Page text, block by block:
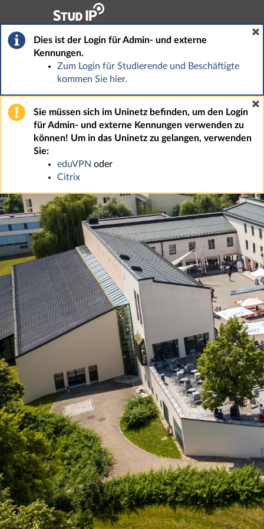
Hauptnavigation
Fußzeile
Dies ist der Login für Admin- und externe
Kennungen.
Zum Login für Studierende und Beschäftigte
kommen Sie hier.
Sie müssen sich im Uninetz befinden, um den Login
für Admin- und externe Kennungen verwenden zu
können! Um in das Uninetz zu gelangen, verwenden
Sie:
eduVPN oder
Citrix